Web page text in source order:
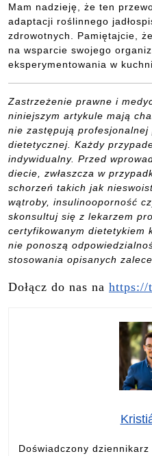
Mam nadzieję, że ten
adaptacji roślinnego
zdrowotnych. Pamiętajcie,
na wsparcie swojego
eksperymentowania w kuchni.
Zastrzeżenie prawne i
niniejszym artykule mają
nie zastępują
dietetycznej. Każdy
indywidualny. Przed
diecie, zwłaszcza w
schorzeń takich jak
wątroby, insulinooporność
skonsultuj się z lekarzem
certyfikowanym dietetykiem
nie ponoszą
stosowania opisanych
Dołącz do nas na https://
Doświadczony